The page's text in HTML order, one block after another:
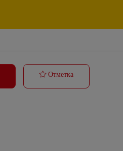
ОтметкаMűszakvezető